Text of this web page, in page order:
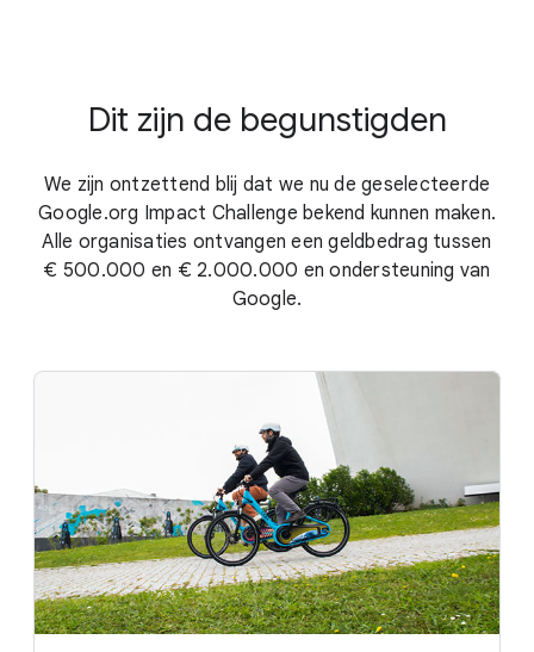
Dit zijn de begunstigden
We zijn ontzettend blij dat we nu de geselecteerde
Google.org Impact Challenge bekend kunnen maken.
Alle organisaties ontvangen een geldbedrag tussen
€ 500.000 en € 2.000.000 en ondersteuning van
Google.